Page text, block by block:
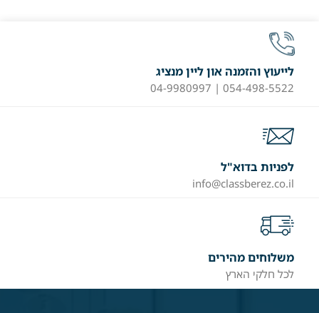
לייעוץ והזמנה און ליין מנציג
054-498-5522 | 04-9980997
לפניות בדוא"ל
info@classberez.co.il
משלוחים מהירים
לכל חלקי הארץ